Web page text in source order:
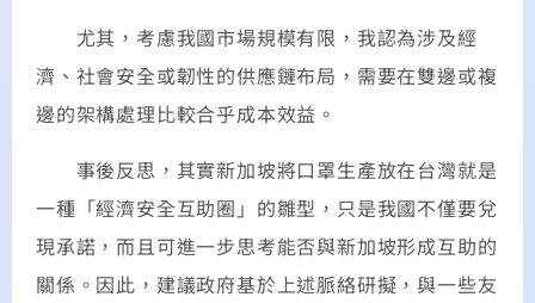
尤其，考慮我國市場規模有限，我認為涉及經
濟、社會安全或韌性的供應鏈布局，需要在雙邊或複
邊的架構處理比較合乎成本效益。
事後反思，其實新加坡將口罩生產放在台灣就是
一種「經濟安全互助圈」的雛型，只是我國不僅要兌
現承諾，而且可進一步思考能否與新加坡形成互助的
關係。因此，建議政府基於上述脈絡研擬，與一些友